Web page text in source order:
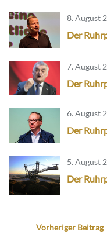
8. August
Der
7. August
Der
6. August
Der
5. August
Der
Vorheriger Beitrag